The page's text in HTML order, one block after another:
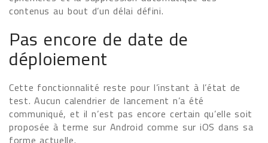
contenus au bout d’un délai défini.
Pas encore de date de
déploiement
Cette fonctionnalité reste pour l’instant à l’état de
test. Aucun calendrier de lancement n’a été
communiqué, et il n’est pas encore certain qu’elle soit
proposée à terme sur Android comme sur iOS dans sa
forme actuelle.